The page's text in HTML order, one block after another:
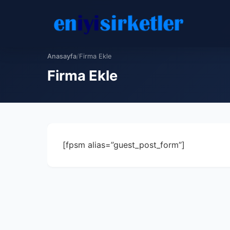
Anasayfa/Firma Ekle
Firma Ekle
[fpsm alias=”guest_post_form”]